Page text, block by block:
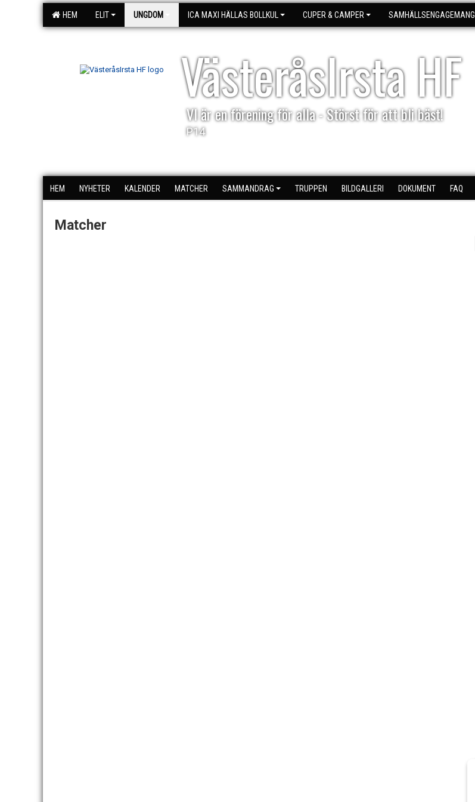
HEM ELIT UNGDOM ICA MAXI HÄLLAS BOLLKUL CUPER & CAMPER SAMHÄLLSENGAGEMANG
VästeråsIrsta HF
VI är en förening för alla - Störst för att bli bäst!
P14
HEM NYHETER KALENDER MATCHER SAMMANDRAG TRUPPEN BILDGALLERI DOKUMENT FAQ
Matcher